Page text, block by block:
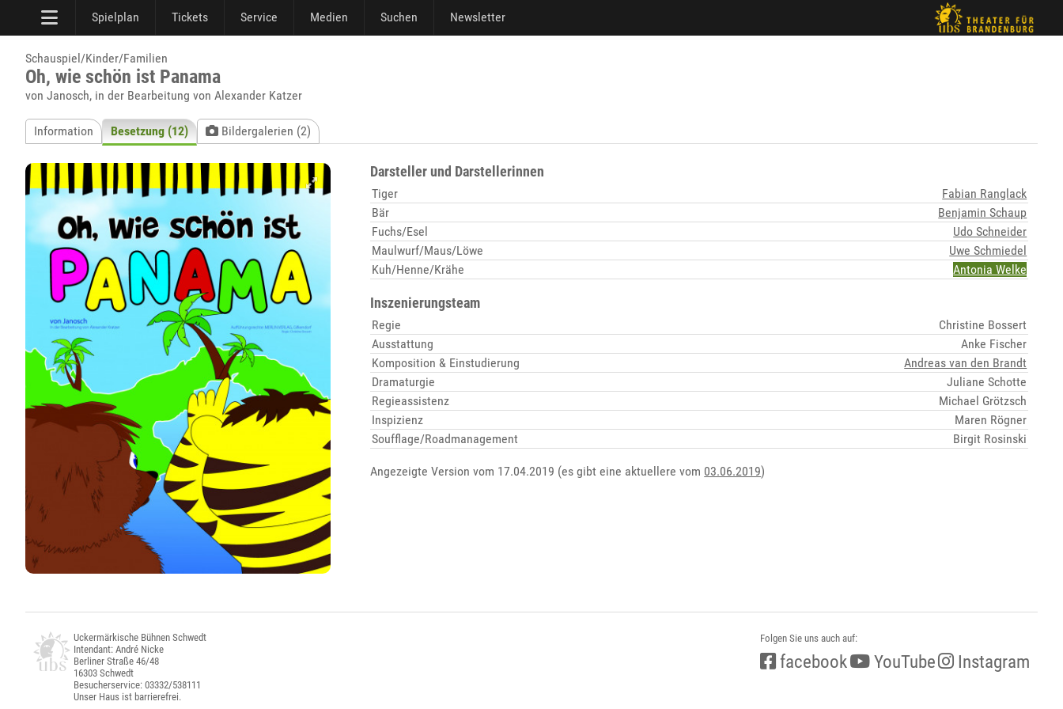
Spielplan Tickets Service Medien Suchen Newsletter
Schauspiel/Kinder/Familien
Oh, wie schön ist Panama
von Janosch, in der Bearbeitung von Alexander Katzer
Information Besetzung (12) Bildergalerien (2)
Darsteller und Darstellerinnen
Tiger
Fabian Ranglack
Bär
Benjamin Schaup
Fuchs/Esel
Udo Schneider
Maulwurf/Maus/Löwe
Uwe Schmiedel
Kuh/Henne/Krähe
Antonia Welke
Inszenierungsteam
Regie
Christine Bossert
Ausstattung
Anke Fischer
Komposition & Einstudierung
Andreas van den Brandt
Dramaturgie
Juliane Schotte
Regieassistenz
Michael Grötzsch
Inspizienz
Maren Rögner
Soufflage/Roadmanagement
Birgit Rosinski
Angezeigte Version vom 17.04.2019 (es gibt eine aktuellere vom 03.06.2019)
Uckermärkische Bühnen Schwedt
Intendant: André Nicke
Berliner Straße 46/48
16303 Schwedt
Besucherservice: 03332/538111
Unser Haus ist barrierefrei.
Folgen Sie uns auch auf:
facebook YouTube Instagram